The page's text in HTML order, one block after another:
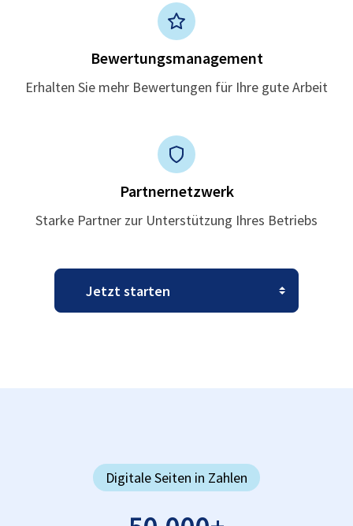
Bewertungsmanagement
Erhalten Sie mehr Bewertungen für Ihre gute Arbeit
Partnernetzwerk
Starke Partner zur Unterstützung Ihres Betriebs
Digitale Seiten in Zahlen